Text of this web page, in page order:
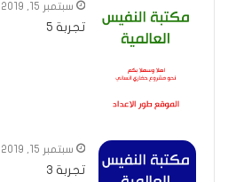
سبتمبر 15, 2019
تجربة 5
سبتمبر 15, 2019
تجربة 3